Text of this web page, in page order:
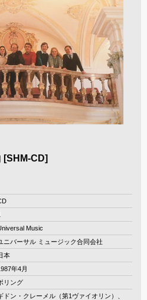
[SHM-CD]
Music
ニバーサル ミュージック合同会社
本
年4月
リング
ドン・クレーメル（第1ヴァイオリン）、